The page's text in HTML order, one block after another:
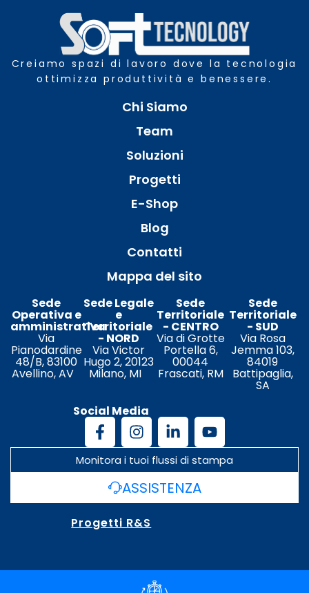
Creiamo spazi di lavoro dove la tecnologia
ottimizza produttività e benessere.
Chi Siamo
Team
Soluzioni
Progetti
E-Shop
Blog
Contatti
Mappa del sito
Sede
Operativa e
amministrativa
Via
Pianodardine
48/B, 83100
Avellino, AV
Sede Legale
e
Territoriale
- NORD
Via Victor
Hugo 2, 20123
Milano, MI
Sede
Territoriale
- CENTRO
Via di Grotte
Portella 6,
00044
Frascati, RM
Sede
Territoriale
- SUD
Via Rosa
Jemma 103,
84019
Battipaglia,
SA
Social Media
Monitora i tuoi flussi di stampa
ASSISTENZA
Progetti R&S